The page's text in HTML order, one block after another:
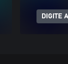
DIGITE